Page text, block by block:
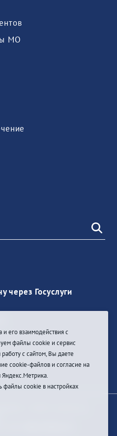
МО
через Госуслуги
с сайта ссылка на
сайта
его взаимодействия с
файлы cookie и сервис
с сайтом, Вы даете
cookie-файлов и согласие на
файлы cookie в настройках